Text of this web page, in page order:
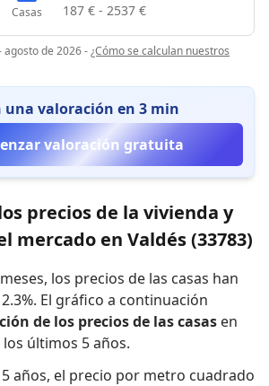
Casas 187 € - 2537 €
agosto de 2026-¿Cómo se calculan nuestros
una valoración en 3 min
valoración gratuita
precios de la vivienda y
mercado en Valdés (33783)
los precios de las casas han
. El gráfico a continuación
de los precios de las casas en
los últimos 5 años.
años, el precio por metro cuadrado